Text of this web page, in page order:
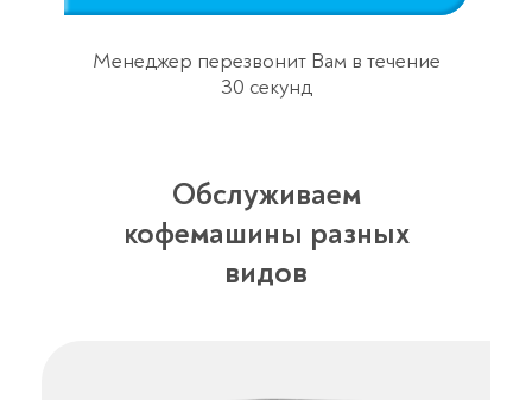
Менеджер перезвонит Вам в течение
30 секунд
Обслуживаем
кофемашины разных
видов